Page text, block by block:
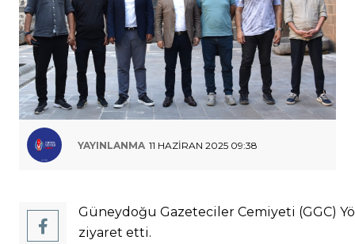
YAYINLANMA 11 HAZIRAN 2025 09:38
Güneydoğu Gazeteciler Cemiyeti (GGC)
ziyaret etti.